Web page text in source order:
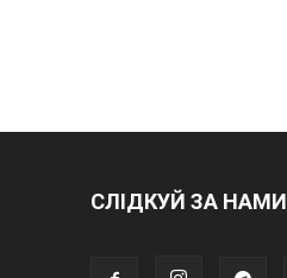
СЛІДКУЙ ЗА НАМИ